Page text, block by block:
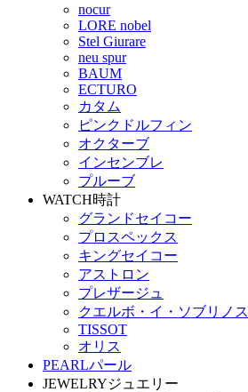
nocur
LORE nobel
Stel Giurare
neu spur
BAUM
ECTURO
カタム
ピンクドルフィン
オクターブ
インセンブレ
プルーブ
WATCH時計
グランドセイコー
プロスペックス
キングセイコー
アストロン
プレザージュ
クエルボ・イ・ソブリノス
TISSOT
オリス
PEARLパール
JEWELRYジュエリー